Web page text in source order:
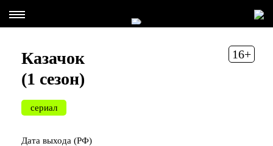
16+
Казачок
(1 сезон)
сериал
Дата выхода (РФ)